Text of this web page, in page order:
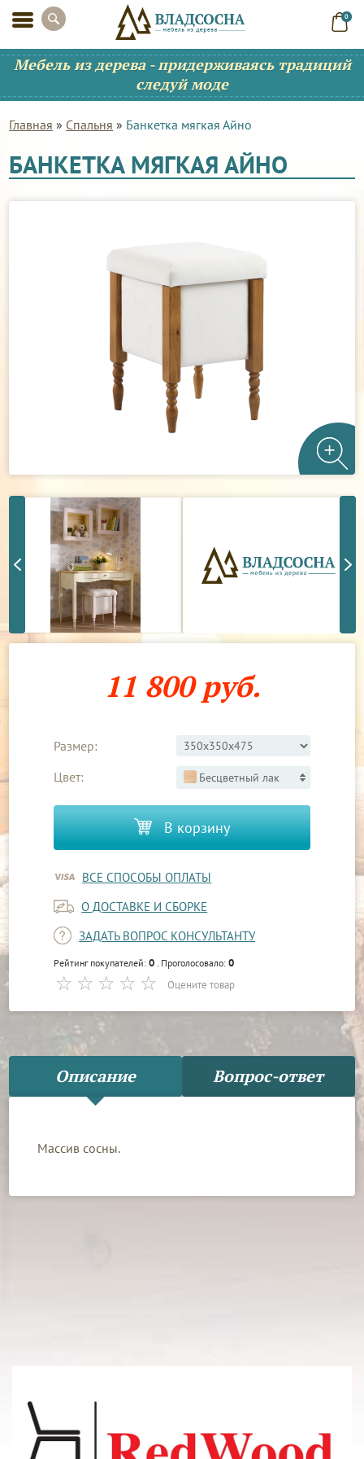
0
Мебель из дерева - придерживаясь традиций
следуй моде
Главная » Спальня » Банкетка мягкая Айно
БАНКЕТКА МЯГКАЯ АЙНО
11 800 руб.
Размер:
Цвет:
Бесцветный лак
В корзину
ВСЕ СПОСОБЫ ОПЛАТЫ
О ДОСТАВКЕ И СБОРКЕ
ЗАДАТЬ ВОПРОС КОНСУЛЬТАНТУ
Рейтинг покупателей:0 . Проголосовало:0
Оцените товар
Описание Вопрос-ответ
Массив сосны.